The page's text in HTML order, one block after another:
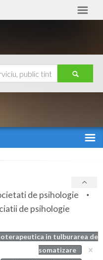
de psihologie
de psihologie
in tulburarea de
somatizare